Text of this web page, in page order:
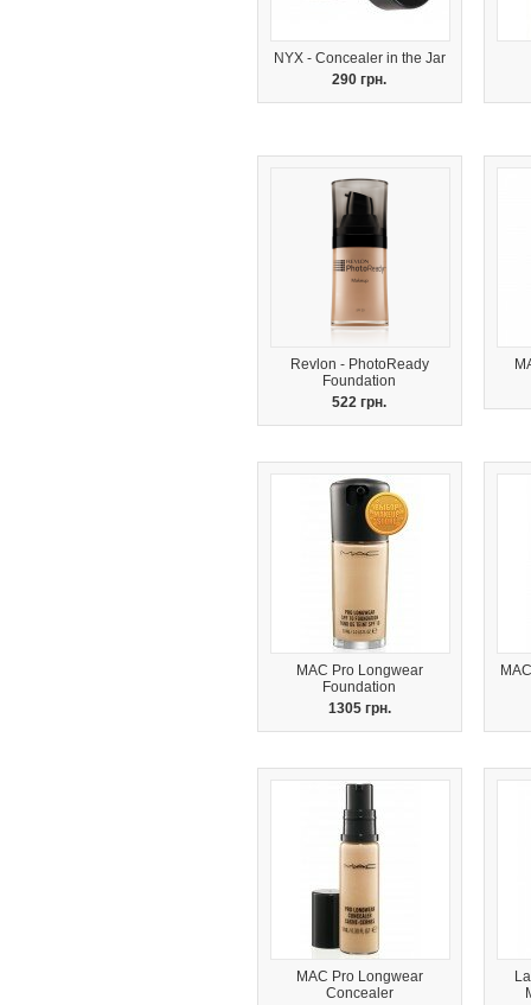
NYX - Concealer in the Jar
290 грн.
Revlon - PhotoReady
Foundation
522 грн.
MAC Pro Longwear
Foundation
1305 грн.
MAC Pro Longwear
Concealer